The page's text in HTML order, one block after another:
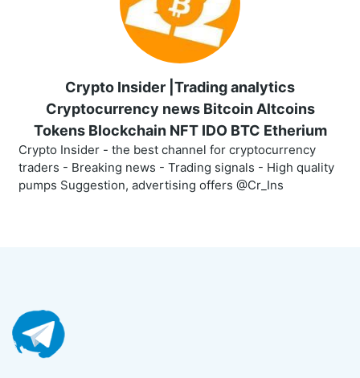
Crypto Insider |Trading analytics
Cryptocurrency news Bitcoin Altcoins
Tokens Blockchain NFT IDO BTC Etherium
Crypto Insider - the best channel for cryptocurrency
traders - Breaking news - Trading signals - High quality
pumps Suggestion, advertising offers @Cr_Ins